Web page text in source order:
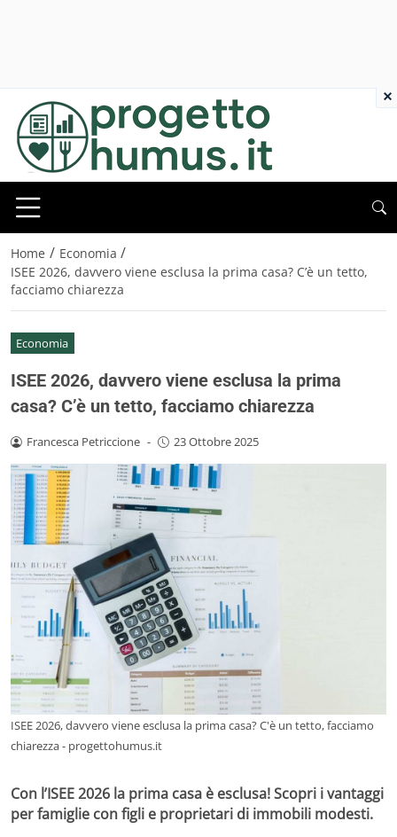
Home / Economia /
ISEE 2026, davvero viene esclusa la prima casa? C’è un tetto,
facciamo chiarezza
Economia
ISEE 2026, davvero viene esclusa la prima
casa? C’è un tetto, facciamo chiarezza
Francesca Petriccione - 23 Ottobre 2025
ISEE 2026, davvero viene esclusa la prima casa? C'è un tetto, facciamo
chiarezza - progettohumus.it
Con l’ISEE 2026 la prima casa è esclusa! Scopri i vantaggi
per famiglie con figli e proprietari di immobili modesti.
×